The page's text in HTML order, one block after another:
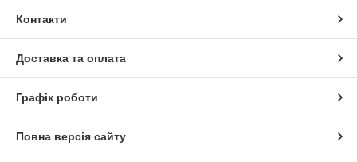
Контакти
Доставка та оплата
Графік роботи
Повна версія сайту